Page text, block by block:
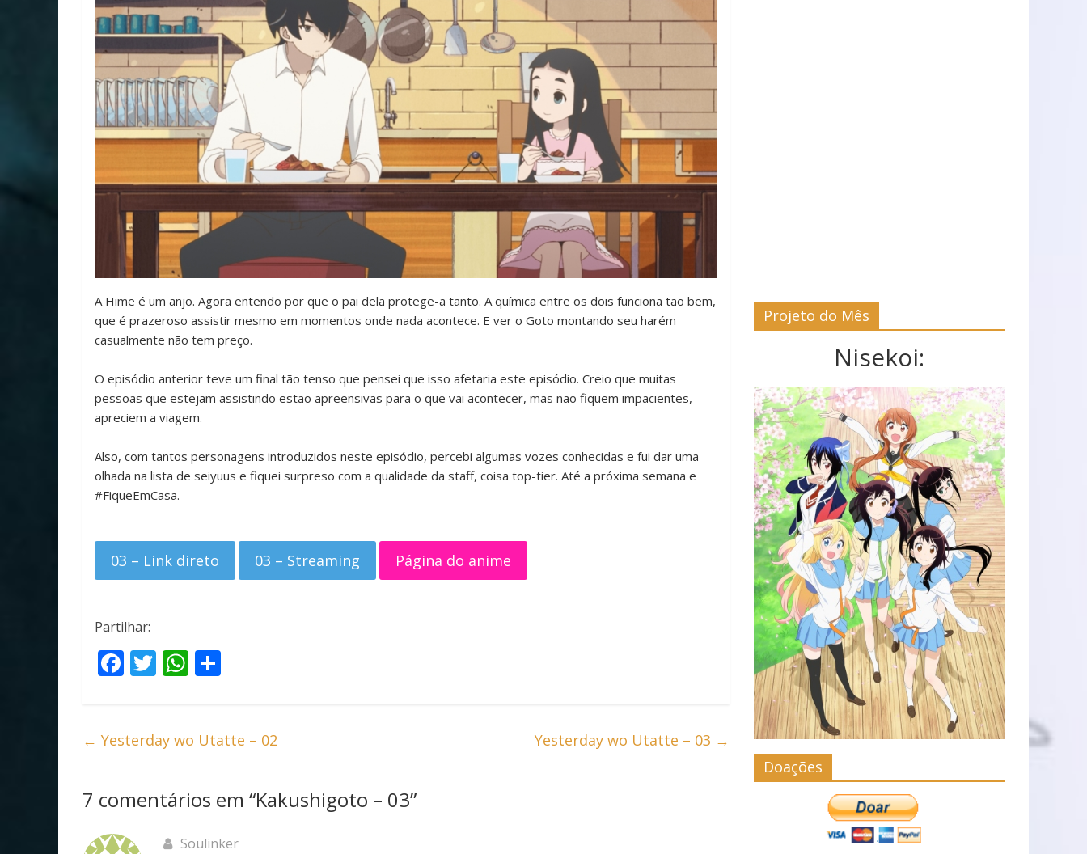
A Hime é um anjo. Agora entendo por que o pai dela protege-a tanto. A química entre os dois funciona tão bem,
que é prazeroso assistir mesmo em momentos onde nada acontece. E ver o Goto montando seu harém
casualmente não tem preço.
O episódio anterior teve um final tão tenso que pensei que isso afetaria este episódio. Creio que muitas
pessoas que estejam assistindo estão apreensivas para o que vai acontecer, mas não fiquem impacientes,
apreciem a viagem.
Also, com tantos personagens introduzidos neste episódio, percebi algumas vozes conhecidas e fui dar uma
olhada na lista de seiyuus e fiquei surpreso com a qualidade da staff, coisa top-tier. Até a próxima semana e
#FiqueEmCasa.
03 – Link direto 03 – Streaming Página do anime
Partilhar:
F
b
o
k
T
er
W
s
p
p
e
← Yesterday wo Utatte – 02 Yesterday wo Utatte – 03 →
7 comentários em “Kakushigoto – 03”
Soulinker
Projeto do Mês
Nisekoi:
Doações